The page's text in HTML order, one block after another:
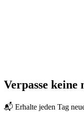
Verpasse keine
📬 Erhalte jeden Tag